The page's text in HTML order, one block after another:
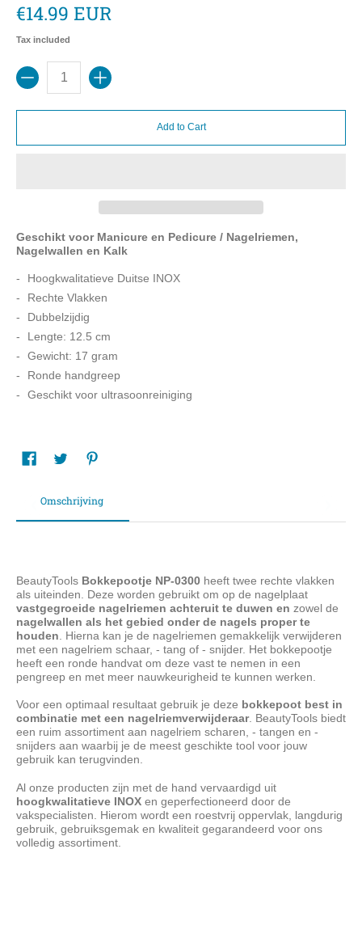
€14.99 EUR
Tax included
Quantity
Add to Cart
Geschikt voor Manicure en Pedicure / Nagelriemen,
Nagelwallen en Kalk
Hoogkwalitatieve Duitse INOX
Rechte Vlakken
Dubbelzijdig
Lengte: 12.5 cm
Gewicht: 17 gram
Ronde handgreep
Geschikt voor ultrasoonreiniging
Omschrijving
BeautyTools Bokkepootje NP-0300 heeft twee rechte vlakken
als uiteinden. Deze worden gebruikt om op de nagelplaat
vastgegroeide nagelriemen achteruit te duwen en zowel de
nagelwallen als het gebied onder de nagels proper te
houden . Hierna kan je de nagelriemen gemakkelijk verwijderen
met een nagelriem schaar, - tang of - snijder. Het bokkepootje
heeft een ronde handvat om deze vast te nemen in een
pengreep en met meer nauwkeurigheid te kunnen werken.
Voor een optimaal resultaat gebruik je deze bokkepoot best in
combinatie met een nagelriemverwijderaar. BeautyTools biedt
een ruim assortiment aan nagelriem scharen, - tangen en -
snijders aan waarbij je de meest geschikte tool voor jouw
gebruik kan terugvinden.
Al onze producten zijn met de hand vervaardigd uit
hoogkwalitatieve INOX en geperfectioneerd door de
vakspecialisten. Hierom wordt een roestvrij oppervlak, langdurig
gebruik, gebruiksgemak en kwaliteit gegarandeerd voor ons
volledig assortiment.